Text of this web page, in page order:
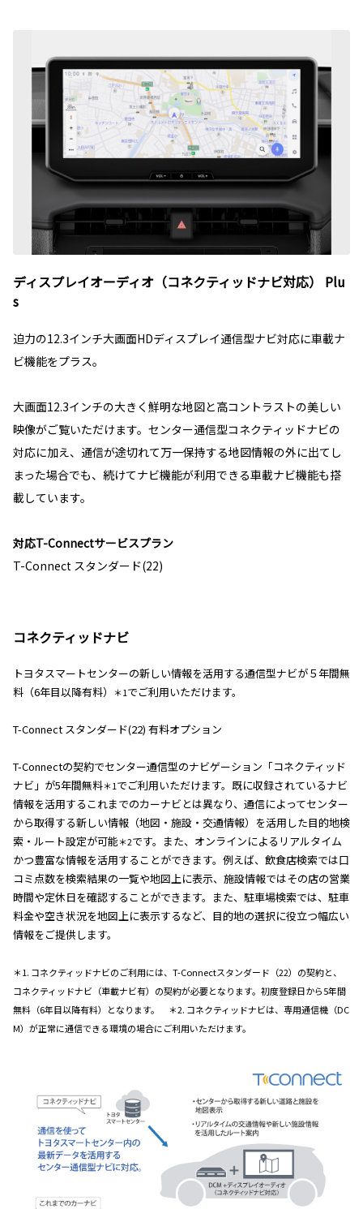
ディスプレイオーディオ（コネクティッドナビ対応） Plu
s
迫力の12.3インチ大画面HDディスプレイ通信型ナビ対応に車載ナ
ビ機能をプラス。
大画面12.3インチの大きく鮮明な地図と高コントラストの美しい
映像がご覧いただけます。センター通信型コネクティッドナビの
対応に加え、通信が途切れて万一保持する地図情報の外に出てし
まった場合でも、続けてナビ機能が利用できる車載ナビ機能も搭
載しています。
対応T-Connectサービスプラン
T-Connect スタンダード(22)
コネクティッドナビ
トヨタスマートセンターの新しい情報を活用する通信型ナビが５年間無
料（6年目以降有料）
＊1でご利用いただけます。
T-Connect スタンダード(22) 有料オプション
T-Connectの契約でセンター通信型のナビゲーション「コネクティッド
ナビ」が5年間無料＊1でご利用いただけます。既に収録されているナビ
情報を活用するこれまでのカーナビとは異なり、通信によってセンター
から取得する新しい情報（地図・施設・交通情報）を活用した目的地検
索・ルート設定が可能＊2です。また、オンラインによるリアルタイム
かつ豊富な情報を活用することができます。例えば、飲食店検索では口
コミ点数を検索結果の一覧や地図上に表示、施設情報ではその店の営業
時間や定休日を確認することができます。また、駐車場検索では、駐車
料金や空き状況を地図上に表示するなど、目的地の選択に役立つ幅広い
情報をご提供します。
＊1. コネクティッドナビのご利用には、T-Connectスタンダード（22）の契約と、
コネクティッドナビ（車載ナビ有）の契約が必要となります。初度登録日から5年間
無料（6年目以降有料）となります。 ＊2. コネクティッドナビは、専用通信機（DC
M）が正常に通信できる環境の場合にご利用いただけます。